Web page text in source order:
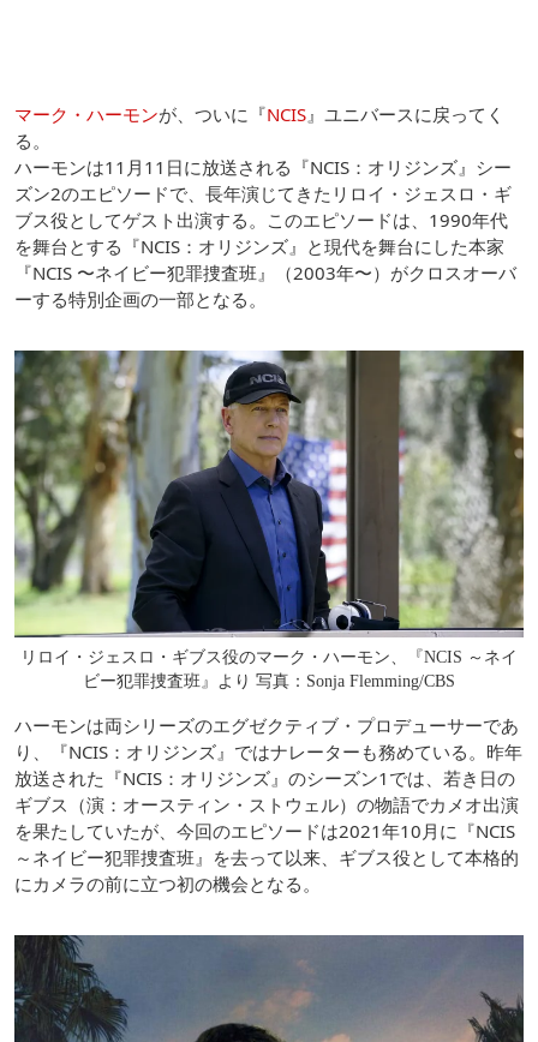
マーク・ハーモンが、ついに『NCIS 』ユニバースに戻ってく
る。
ハーモンは11月11日に放送される『NCIS：オリジンズ』シー
ズン2のエピソードで、長年演じてきたリロイ・ジェスロ・ギ
ブス役としてゲスト出演する。このエピソードは、1990年代
を舞台とする『NCIS：オリジンズ』と現代を舞台にした本家
『NCIS 〜ネイビー犯罪捜査班』（2003年〜）がクロスオーバ
ーする特別企画の一部となる。
リロイ・ジェスロ・ギブス役のマーク・ハーモン、『NCIS ～ネイ
ビー犯罪捜査班』より 写真：Sonja Flemming/CBS
ハーモンは両シリーズのエグゼクティブ・プロデューサーであ
り、『NCIS：オリジンズ』ではナレーターも務めている。昨年
放送された『NCIS：オリジンズ』のシーズン1では、若き日の
ギブス（演：オースティン・ストウェル）の物語でカメオ出演
を果たしていたが、今回のエピソードは2021年10月に『NCIS
～ネイビー犯罪捜査班』を去って以来、ギブス役として本格的
にカメラの前に立つ初の機会となる。